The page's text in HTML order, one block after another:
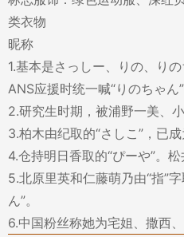
类衣物
昵称
1.基本是さっしー、りの、り
ANS应援时统一喊“りのちゃん”
2.研究生时期，被浦野一美、小
3.柏木由纪取的“さしこ”，已成
4.仓持明日香取的“ぴーや”。松
5.北原里英和仁藤萌乃由“指”
ん”。
6.中国粉丝称她为宅姐、撒西、